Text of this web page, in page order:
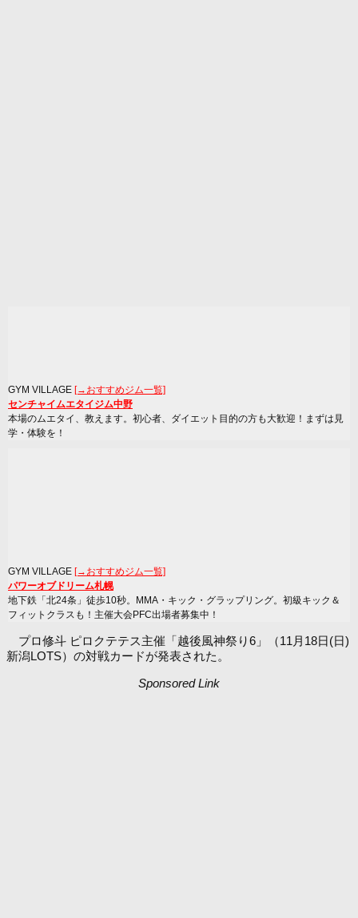
GYM VILLAGE [→おすすめジム一覧]
センチャイムエタイジム中野
本場のムエタイ、教えます。初心者、ダイエット目的の方も大歓迎！まずは見
学・体験を！
GYM VILLAGE [→おすすめジム一覧]
パワーオブドリーム札幌
地下鉄「北24条」徒歩10秒。MMA・キック・グラップリング。初級キック＆
フィットクラスも！主催大会PFC出場者募集中！
プロ修斗 ピロクテテス主催「越後風神祭り6」（11月18日(日)
新潟LOTS）の対戦カードが発表された。
Sponsored Link